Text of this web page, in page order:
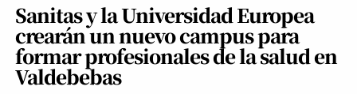
Sanitas y la Universidad Europea
crearán un nuevo campus para
formar profesionales de la salud en
Valdebebas